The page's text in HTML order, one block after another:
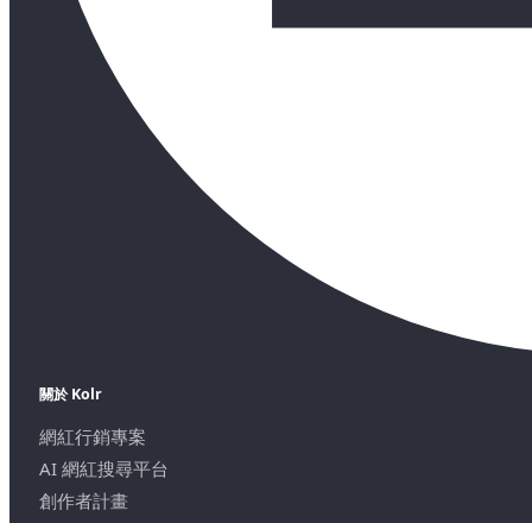
關於 Kolr
網紅行銷專案
AI 網紅搜尋平台
創作者計畫